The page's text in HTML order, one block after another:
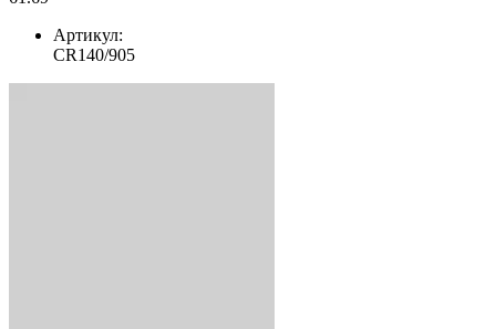
Артикул:
CR140/905